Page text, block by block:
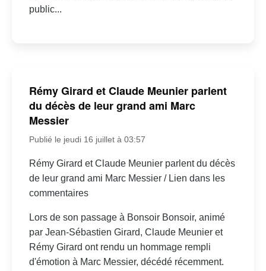
public...
Rémy Girard et Claude Meunier parlent
du décès de leur grand ami Marc
Messier
Publié le jeudi 16 juillet à 03:57
Rémy Girard et Claude Meunier parlent du décès
de leur grand ami Marc Messier / Lien dans les
commentaires
Lors de son passage à Bonsoir Bonsoir, animé
par Jean-Sébastien Girard, Claude Meunier et
Rémy Girard ont rendu un hommage rempli
d'émotion à Marc Messier, décédé récemment.